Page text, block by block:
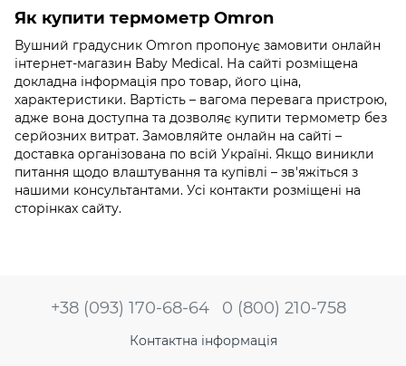
Як купити термометр Omron
Вушний градусник Omron пропонує замовити онлайн
інтернет-магазин Baby Medical. На сайті розміщена
докладна інформація про товар, його ціна,
характеристики. Вартість – вагома перевага пристрою,
адже вона доступна та дозволяє купити термометр без
серйозних витрат. Замовляйте онлайн на сайті –
доставка організована по всій Україні. Якщо виникли
питання щодо влаштування та купівлі – зв'яжіться з
нашими консультантами. Усі контакти розміщені на
сторінках сайту.
+38 (093) 170-68-64 0 (800) 210-758
Контактна інформація